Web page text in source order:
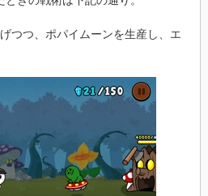
つつ、ポパイムーンを生産し、エ